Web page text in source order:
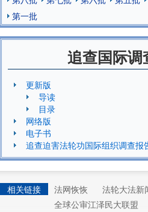
第一批
追查国际调
更新版
导读
目录
网络版
电子书
追查迫害法轮功国际组织调查报
相关链接 法网恢恢 法轮大法新
全球公审江泽民大联盟